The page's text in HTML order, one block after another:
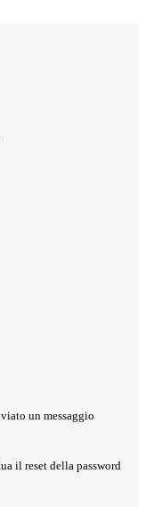
un messaggio
il reset della password